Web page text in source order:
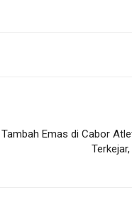
Tambah Emas di Cabor